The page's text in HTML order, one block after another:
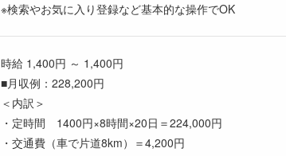
※検索やお気に入り登録など基本的な操作でOK
時給 1,400円 ～ 1,400円
■月収例：228,200円
＜内訳＞
・定時間 1400円×8時間×20日＝224,000円
・交通費（車で片道8km）＝4,200円